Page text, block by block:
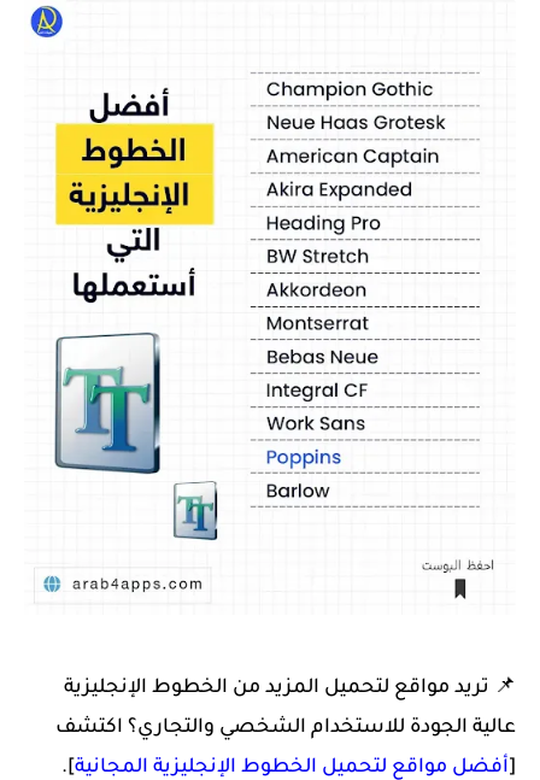
📌 تريد مواقع لتحميل المزيد من الخطوط الإنجليزية
عالية الجودة للاستخدام الشخصي والتجاري؟ اكتشف
[أفضل مواقع لتحميل الخطوط الإنجليزية المجانية].